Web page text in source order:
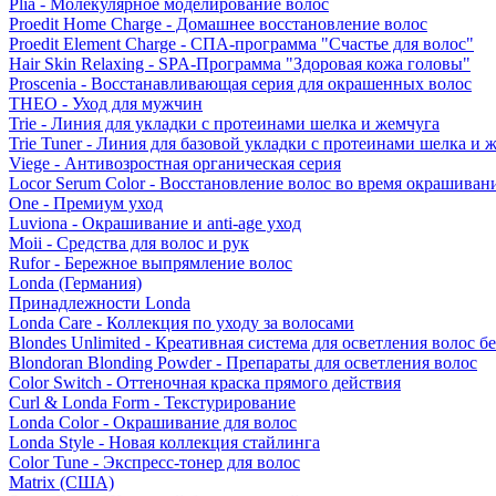
Plia - Молекулярное моделирование волос
Proedit Home Charge - Домашнее восстановление волос
Proedit Element Charge - СПА-программа "Счастье для волос"
Hair Skin Relaxing - SPA-Программа "Здоровая кожа головы"
Proscenia - Восстанавливающая серия для окрашенных волос
THEO - Уход для мужчин
Trie - Линия для укладки с протеинами шелка и жемчуга
Trie Tuner - Линия для базовой укладки с протеинами шелка и
Viege - Антивозростная органическая серия
Locor Serum Color - Восстановление волос во время
One - Премиум уход
Luviona - Окрашивание и anti-age уход
Moii - Средства для волос и рук
Rufor - Бережное выпрямление волос
Londa (Германия)
Принадлежности Londa
Londa Care - Коллекция по уходу за волосами
Blondes Unlimited - Креативная система для осветления волос
Blondoran Blonding Powder - Препараты для осветления волос
Color Switch - Оттеночная краска прямого действия
Curl & Londa Form - Текстурирование
Londa Color - Окрашивание для волос
Londa Style - Новая коллекция стайлинга
Color Tune - Экспресс-тонер для волос
Matrix (США)